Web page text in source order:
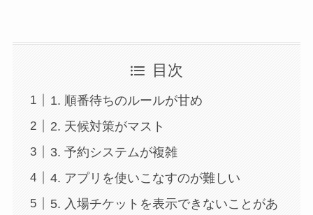
目次
1. 順番待ちのルールが甘め
2. 天候対策がマスト
3. 予約システムが複雑
4. アプリを使いこなすのが難しい
5. 入場チケットを表示できないことがあ